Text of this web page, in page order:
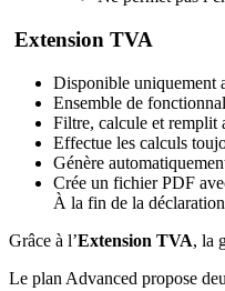
Extension TVA
Disponible uniquement
Ensemble de
Filtre, calcule et remplit
Effectue les calculs
Génère
Crée un fichier PDF
À la fin de la
Grâce à l’Extension TVA, la
Le plan Advanced propose